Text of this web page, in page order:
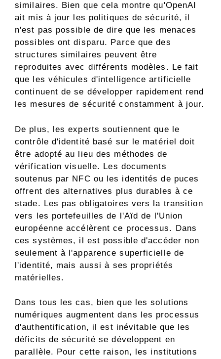
similaires. Bien que cela montre qu'OpenAI
ait mis à jour les politiques de sécurité, il
n'est pas possible de dire que les menaces
possibles ont disparu. Parce que des
structures similaires peuvent être
reproduites avec différents modèles. Le fait
que les véhicules d'intelligence artificielle
continuent de se développer rapidement rend
les mesures de sécurité constamment à jour.
De plus, les experts soutiennent que le
contrôle d'identité basé sur le matériel doit
être adopté au lieu des méthodes de
vérification visuelle. Les documents
soutenus par NFC ou les identités de puces
offrent des alternatives plus durables à ce
stade. Les pas obligatoires vers la transition
vers les portefeuilles de l'Aïd de l'Union
européenne accélèrent ce processus. Dans
ces systèmes, il est possible d'accéder non
seulement à l'apparence superficielle de
l'identité, mais aussi à ses propriétés
matérielles.
Dans tous les cas, bien que les solutions
numériques augmentent dans les processus
d'authentification, il est inévitable que les
déficits de sécurité se développent en
parallèle. Pour cette raison, les institutions